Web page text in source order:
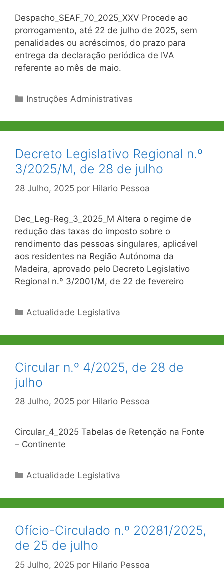
Despacho_SEAF_70_2025_XXV Procede ao
prorrogamento, até 22 de julho de 2025, sem
penalidades ou acréscimos, do prazo para
entrega da declaração periódica de IVA
referente ao mês de maio.
Categorias
Instruções Administrativas
Decreto Legislativo Regional n.º
3/2025/M, de 28 de julho
28 Julho, 2025 por Hilario Pessoa
Dec_Leg-Reg_3_2025_M Altera o regime de
redução das taxas do imposto sobre o
rendimento das pessoas singulares, aplicável
aos residentes na Região Autónoma da
Madeira, aprovado pelo Decreto Legislativo
Regional n.º 3/2001/M, de 22 de fevereiro
Categorias
Actualidade Legislativa
Circular n.º 4/2025, de 28 de
julho
28 Julho, 2025 por Hilario Pessoa
Circular_4_2025 Tabelas de Retenção na Fonte
– Continente
Categorias
Actualidade Legislativa
Ofício-Circulado n.º 20281/2025,
de 25 de julho
25 Julho, 2025 por Hilario Pessoa